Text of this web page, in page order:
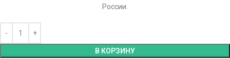
России.
В КОРЗИНУ